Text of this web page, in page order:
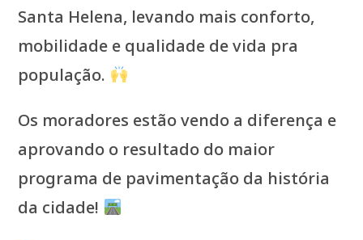
Santa Helena, levando mais conforto,
mobilidade e qualidade de vida pra
população.
Os moradores estão vendo a diferença e
aprovando o resultado do maior
programa de pavimentação da história
da cidade!